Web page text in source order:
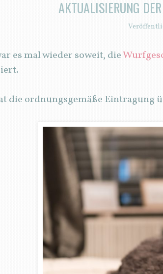
AKTUALISIERUNG
es mal wieder soweit, die
die ordnungsgemäße Eintragung